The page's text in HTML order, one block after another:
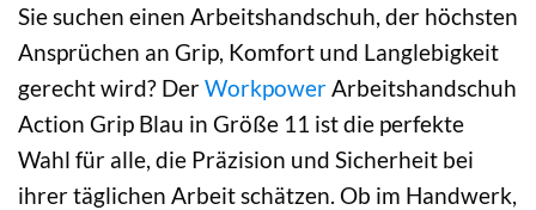
Sie suchen einen Arbeitshandschuh, der höchsten
Ansprüchen an Grip, Komfort und Langlebigkeit
gerecht wird? DerWorkpowerArbeitshandschuh
Action Grip Blau in Größe 11 ist die perfekte
Wahl für alle, die Präzision und Sicherheit bei
ihrer täglichen Arbeit schätzen. Ob im Handwerk,